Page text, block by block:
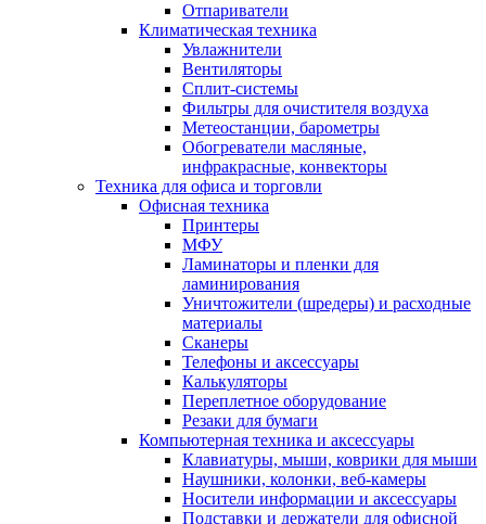
Отпариватели
Климатическая техника
Увлажнители
Вентиляторы
Сплит-системы
Фильтры для очистителя воздуха
Метеостанции, барометры
Обогреватели масляные,
инфракрасные, конвекторы
Техника для офиса и торговли
Офисная техника
Принтеры
МФУ
Ламинаторы и пленки для
ламинирования
Уничтожители (шредеры) и расходные
материалы
Сканеры
Телефоны и аксессуары
Калькуляторы
Переплетное оборудование
Резаки для бумаги
Компьютерная техника и аксессуары
Клавиатуры, мыши, коврики для мыши
Наушники, колонки, веб-камеры
Носители информации и аксессуары
Подставки и держатели для офисной